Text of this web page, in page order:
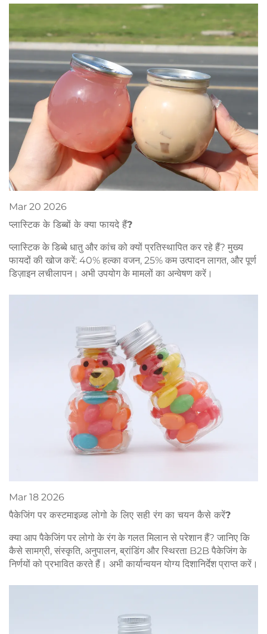
Mar 20 2026
प्लास्टिक के डिब्बों के क्या फायदे हैं?
प्लास्टिक के डिब्बे धातु और कांच को क्यों प्रतिस्थापित कर रहे हैं? मुख्य
फायदों की खोज करें: 40% हल्का वजन, 25% कम उत्पादन लागत, और पूर्ण
डिज़ाइन लचीलापन। अभी उपयोग के मामलों का अन्वेषण करें।
Mar 18 2026
पैकेजिंग पर कस्टमाइज़्ड लोगो के लिए सही रंग का चयन कैसे करें?
क्या आप पैकेजिंग पर लोगो के रंग के गलत मिलान से परेशान हैं? जानिए कि
कैसे सामग्री, संस्कृति, अनुपालन, ब्रांडिंग और स्थिरता B2B पैकेजिंग के
निर्णयों को प्रभावित करते हैं। अभी कार्यान्वयन योग्य दिशानिर्देश प्राप्त करें।